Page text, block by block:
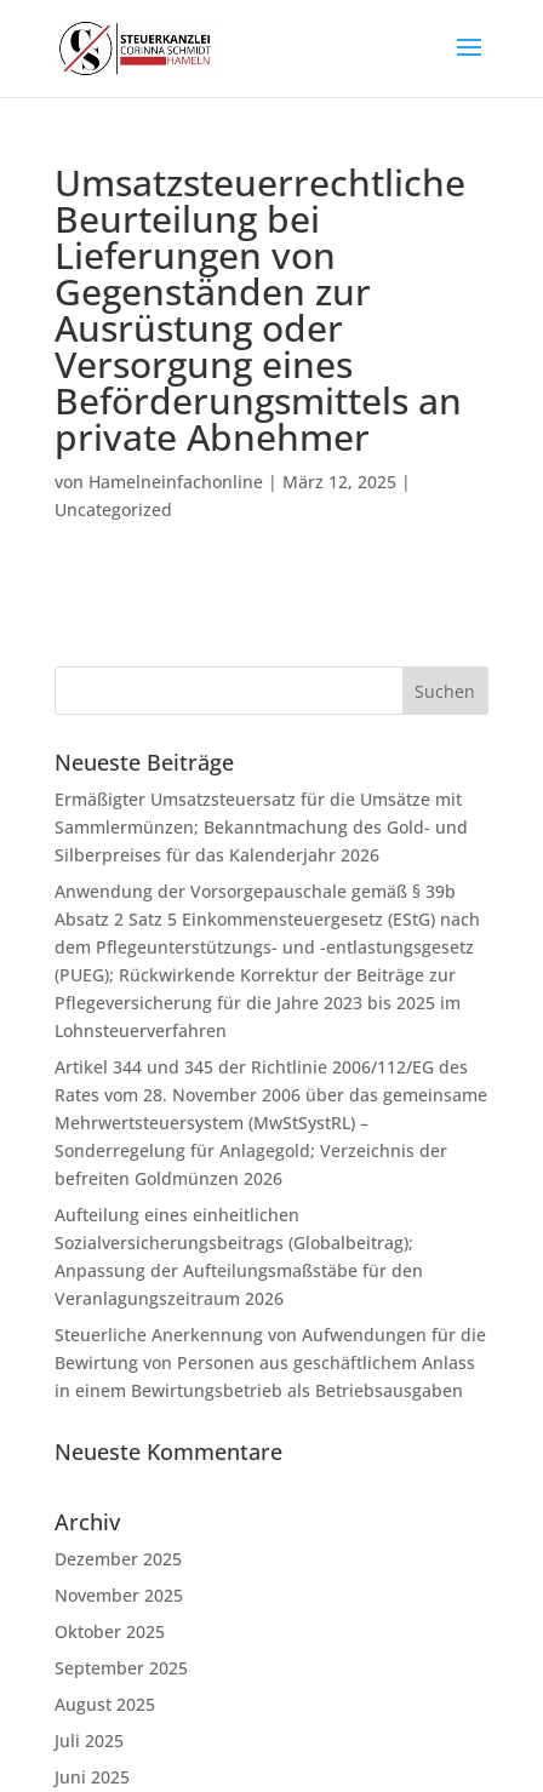
Umsatzsteuerrechtliche
Beurteilung bei
Lieferungen von
Gegenständen zur
Ausrüstung oder
Versorgung eines
Beförderungsmittels an
private Abnehmer
von Hamelneinfachonline| März 12, 2025|
Uncategorized
Neueste Beiträge
Ermäßigter Umsatzsteuersatz für die Umsätze mit
Sammlermünzen; Bekanntmachung des Gold- und
Silberpreises für das Kalenderjahr 2026
Anwendung der Vorsorgepauschale gemäß § 39b
Absatz 2 Satz 5 Einkommensteuergesetz (EStG) nach
dem Pflegeunterstützungs- und -entlastungsgesetz
(PUEG); Rückwirkende Korrektur der Beiträge zur
Pflegeversicherung für die Jahre 2023 bis 2025 im
Lohnsteuerverfahren
Artikel 344 und 345 der Richtlinie 2006/112/EG des
Rates vom 28. November 2006 über das gemeinsame
Mehrwertsteuersystem (MwStSystRL) –
Sonderregelung für Anlagegold; Verzeichnis der
befreiten Goldmünzen 2026
Aufteilung eines einheitlichen
Sozialversicherungsbeitrags (Globalbeitrag);
Anpassung der Aufteilungsmaßstäbe für den
Veranlagungszeitraum 2026
Steuerliche Anerkennung von Aufwendungen für die
Bewirtung von Personen aus geschäftlichem Anlass
in einem Bewirtungsbetrieb als Betriebsausgaben
Neueste Kommentare
Archiv
Dezember 2025
November 2025
Oktober 2025
September 2025
August 2025
Juli 2025
Juni 2025